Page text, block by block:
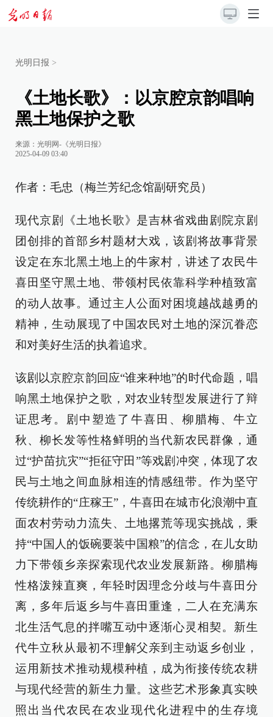
光明日报 >
《土地长歌》：以京腔京韵唱响
黑土地保护之歌
来源： 光明网-《光明日报》
2025-04-09 03:40
作者：毛忠（梅兰芳纪念馆副研究员）
现代京剧《土地长歌》是吉林省戏曲剧院京剧
团创排的首部乡村题材大戏，该剧将故事背景
设定在东北黑土地上的牛家村，讲述了农民牛
喜田坚守黑土地、带领村民依靠科学种植致富
的动人故事。通过主人公面对困境越战越勇的
精神，生动展现了中国农民对土地的深沉眷恋
和对美好生活的执着追求。
该剧以京腔京韵回应“谁来种地”的时代命题，唱
响黑土地保护之歌，对农业转型发展进行了辩
证思考。剧中塑造了牛喜田、柳腊梅、牛立
秋、柳长发等性格鲜明的当代新农民群像，通
过“护苗抗灾”“拒征守田”等戏剧冲突，体现了农
民与土地之间血脉相连的情感纽带。作为坚守
传统耕作的“庄稼王”，牛喜田在城市化浪潮中直
面农村劳动力流失、土地撂荒等现实挑战，秉
持“中国人的饭碗要装中国粮”的信念，在儿女助
力下带领乡亲探索现代农业发展新路。柳腊梅
性格泼辣直爽，年轻时因理念分歧与牛喜田分
离，多年后返乡与牛喜田重逢，二人在充满东
北生活气息的拌嘴互动中逐渐心灵相契。新生
代牛立秋从最初不理解父亲到主动返乡创业，
运用新技术推动规模种植，成为衔接传统农耕
与现代经营的新生力量。这些艺术形象真实映
照出当代农民在农业现代化进程中的生存境